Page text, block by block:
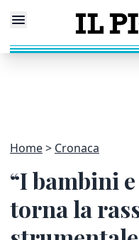
Home Cronaca
“I bambini
torna la